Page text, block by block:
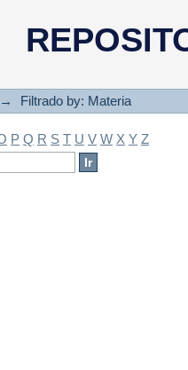
→ Filtrado by: Materia
P Q R S T U V W X Y Z